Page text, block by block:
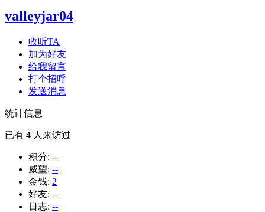
valleyjar04
收听TA
加为好友
给我留言
打个招呼
发送消息
统计信息
已有 4 人来访过
积分: --
威望: --
金钱: 2
好友: --
日志: --